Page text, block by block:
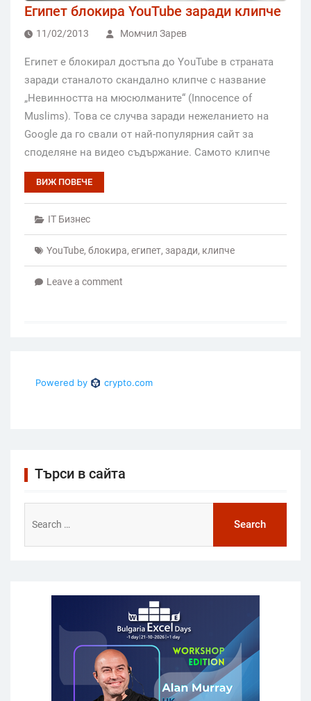
Египет блокира YouTube заради клипче
11/02/2013 Момчил Зарев
Египет е блокирал достъпа до YouTube в страната
заради станалото скандално клипче с название
„Невинността на мюсюлманите“ (Innocence of
Muslims). Това се случва заради нежеланието на
Google да го свали от най-популярния сайт за
споделяне на видео съдържание. Самото клипче
ВИЖ ПОВЕЧЕ
IT Бизнес
YouTube, блокира, египет, заради, клипче
Leave a comment
Търси в сайта
for: